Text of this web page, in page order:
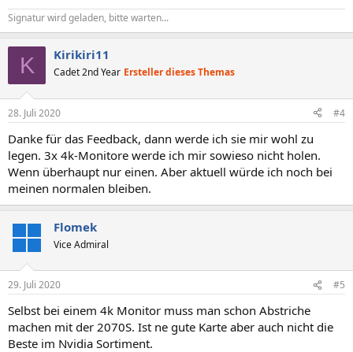
Signatur wird geladen, bitte warten...
K Kirikiri11
Cadet 2nd Year Ersteller dieses Themas
28. Juli 2020 #4
Danke für das Feedback, dann werde ich sie mir wohl zu
legen. 3x 4k-Monitore werde ich mir sowieso nicht holen.
Wenn überhaupt nur einen. Aber aktuell würde ich noch bei
meinen normalen bleiben.
Flomek
Vice Admiral
29. Juli 2020 #5
Selbst bei einem 4k Monitor muss man schon Abstriche
machen mit der 2070S. Ist ne gute Karte aber auch nicht die
Beste im Nvidia Sortiment.